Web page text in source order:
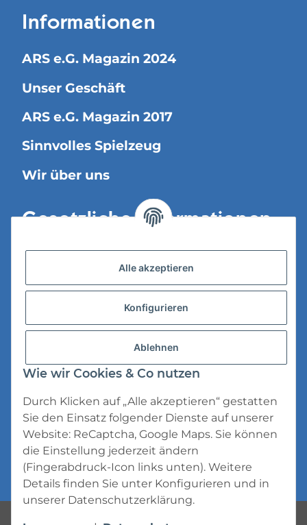
Informationen
ARS e.G. Magazin 2024
Unser Geschäft
ARS e.G. Magazin 2017
Sinnvolles Spielzeug
Wir über uns
Gesetzliche Informationen
Versandinformationen
Datenschutz
Impressum
* Alle Preise inkl. gesetzlicher USt., zzgl.
Versand
Alle akzeptieren
Konfigurieren
Ablehnen
Wie wir Cookies & Co nutzen
Durch Klicken auf „Alle akzeptieren“ gestatten
Sie den Einsatz folgender Dienste auf unserer
Website: ReCaptcha, Google Maps. Sie können
die Einstellung jederzeit ändern
(Fingerabdruck-Icon links unten). Weitere
Details finden Sie unter Konfigurieren und in
unserer Datenschutzerklärung.